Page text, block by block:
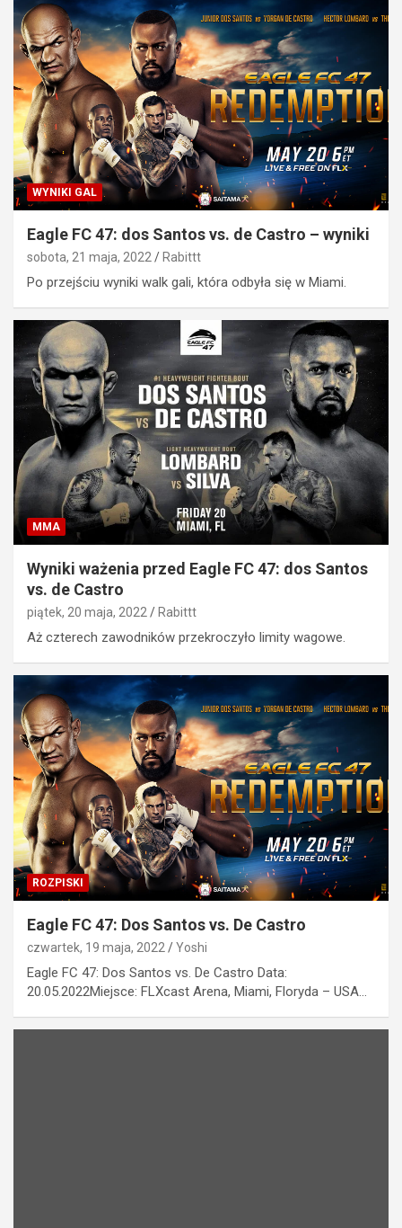
WYNIKI GAL
Eagle FC 47: dos Santos vs. de Castro – wyniki
sobota, 21 maja, 2022 Rabittt
Po przejściu wyniki walk gali, która odbyła się w Miami.
MMA
Wyniki ważenia przed Eagle FC 47: dos Santos
vs. de Castro
piątek, 20 maja, 2022 Rabittt
Aż czterech zawodników przekroczyło limity wagowe.
ROZPISKI
Eagle FC 47: Dos Santos vs. De Castro
czwartek, 19 maja, 2022 Yoshi
Eagle FC 47: Dos Santos vs. De Castro Data:
20.05.2022Miejsce: FLXcast Arena, Miami, Floryda – USA…